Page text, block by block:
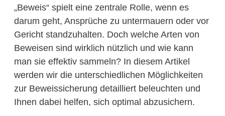
„Beweis“ spielt eine zentrale Rolle, wenn es
darum geht, Ansprüche zu untermauern oder vor
Gericht standzuhalten. Doch welche Arten von
Beweisen sind wirklich nützlich und wie kann
man sie effektiv sammeln? In diesem Artikel
werden wir die unterschiedlichen Möglichkeiten
zur Beweissicherung detailliert beleuchten und
Ihnen dabei helfen, sich optimal abzusichern.